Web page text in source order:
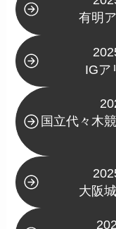
有明
IGア
国立代々木
大阪